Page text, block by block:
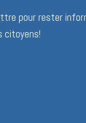
pour rester
citoyens!